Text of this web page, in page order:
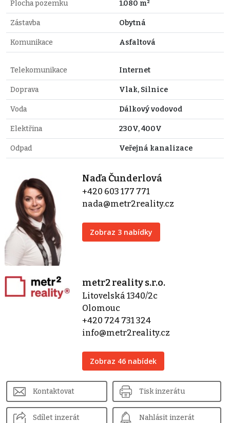
Plocha pozemku 1.080 m²
Zástavba Obytná
Komunikace Asfaltová
Telekomunikace Internet
Doprava Vlak, Silnice
Voda Dálkový vodovod
Elektřina 230V, 400V
Odpad Veřejná kanalizace
Naďa Čunderlová
+420 603 177 771
nada@metr2reality.cz
Zobraz 3 nabídky
metr2 reality s.r.o.
Litovelská 1340/2c
Olomouc
+420 724 731 324
info@metr2reality.cz
Zobraz 46 nabídek
Kontaktovat Tisk inzerátu
Sdílet inzerát Nahlásit inzerát